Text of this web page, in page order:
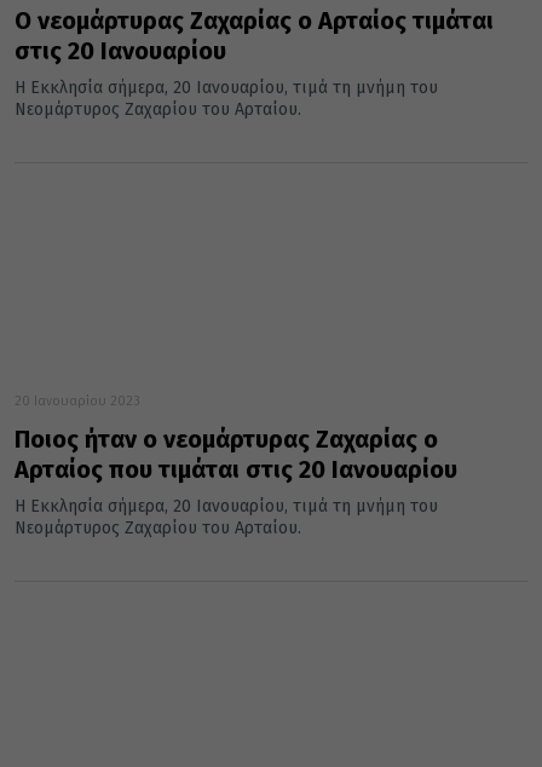
Ο νεομάρτυρας Ζαχαρίας ο Αρταίος τιμάται
στις 20 Ιανουαρίου
Η Εκκλησία σήμερα, 20 Ιανουαρίου, τιμά τη μνήμη του
Νεομάρτυρος Ζαχαρίου του Αρταίου.
20 Ιανουαρίου 2023
Ποιος ήταν ο νεομάρτυρας Ζαχαρίας ο
Αρταίος που τιμάται στις 20 Ιανουαρίου
Η Εκκλησία σήμερα, 20 Ιανουαρίου, τιμά τη μνήμη του
Νεομάρτυρος Ζαχαρίου του Αρταίου.